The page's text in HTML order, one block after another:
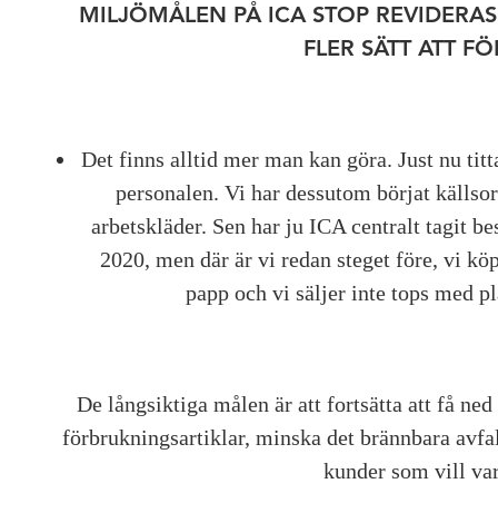
MILJÖMÅLEN PÅ ICA STOP
FLER SÄTT ATT
Det finns alltid mer man kan göra. Just nu
personalen. Vi har dessutom börjat
arbetskläder. Sen har ju ICA centralt tagit
2020, men där är vi redan steget före, vi
papp och vi säljer inte tops med
De långsiktiga målen är att fortsätta att få
förbrukningsartiklar, minska det brännbara
kunder som vill